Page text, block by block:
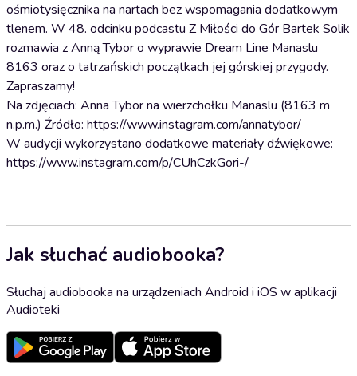
ośmiotysięcznika na nartach bez wspomagania dodatkowym
tlenem. W 48. odcinku podcastu Z Miłości do Gór Bartek Solik
rozmawia z Anną Tybor o wyprawie Dream Line Manaslu
8163 oraz o tatrzańskich początkach jej górskiej przygody.
Zapraszamy!
Na zdjęciach: Anna Tybor na wierzchołku Manaslu (8163 m
n.p.m.) Źródło: https://www.instagram.com/annatybor/
W audycji wykorzystano dodatkowe materiały dźwiękowe:
https://www.instagram.com/p/CUhCzkGori-/
Jak słuchać audiobooka?
Słuchaj audiobooka na urządzeniach Android i iOS w aplikacji
Audioteki